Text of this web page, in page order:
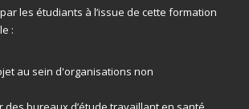
les étudiants à l’issue de cette formation
:
au sein d'organisations non